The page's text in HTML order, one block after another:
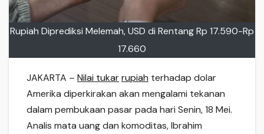
Rupiah Diprediksi Melemah, USD di Rentang Rp 17.590-Rp
17.660
JAKARTA – Nilai tukarrupiah terhadap dolar
Amerika diperkirakan akan mengalami tekanan
dalam pembukaan pasar pada hari Senin, 18 Mei.
Analis mata uang dan komoditas, Ibrahim